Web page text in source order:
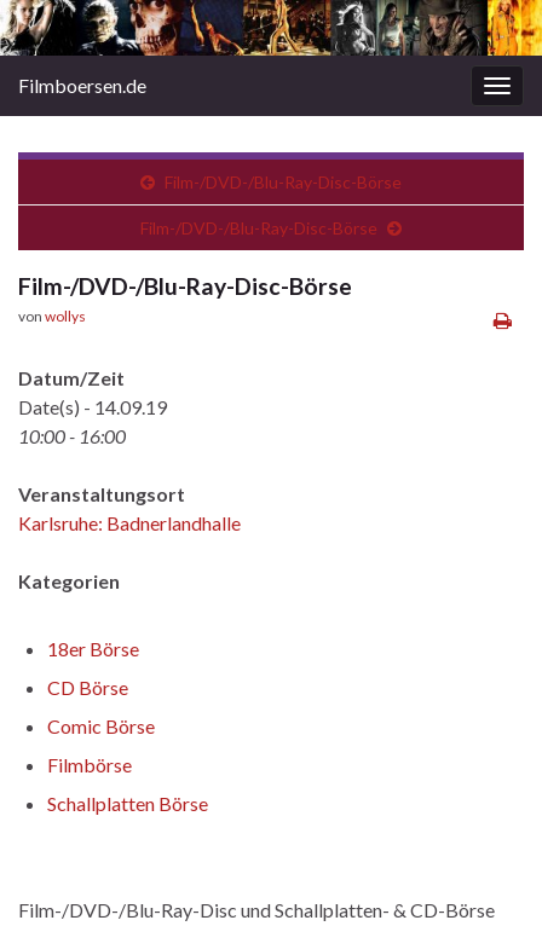
Filmboersen.de
Film-/DVD-/Blu-Ray-Disc-Börse
Film-/DVD-/Blu-Ray-Disc-Börse
Film-/DVD-/Blu-Ray-Disc-Börse
von wollys
Datum/Zeit
Date(s) - 14.09.19
10:00 - 16:00
Veranstaltungsort
Karlsruhe: Badnerlandhalle
Kategorien
18er Börse
CD Börse
Comic Börse
Filmbörse
Schallplatten Börse
Film-/DVD-/Blu-Ray-Disc und Schallplatten- & CD-Börse